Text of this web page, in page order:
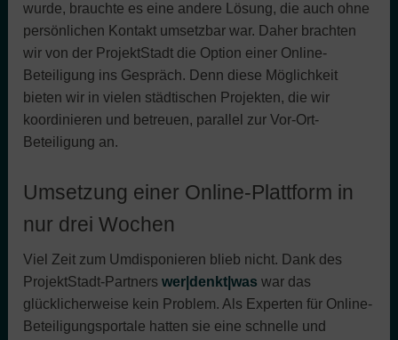
wurde, brauchte es eine andere Lösung, die auch ohne
persönlichen Kontakt umsetzbar war. Daher brachten
wir von der ProjektStadt die Option einer Online-
Beteiligung ins Gespräch. Denn diese Möglichkeit
bieten wir in vielen städtischen Projekten, die wir
koordinieren und betreuen, parallel zur Vor-Ort-
Beteiligung an.
Umsetzung einer Online-Plattform in
nur drei Wochen
Viel Zeit zum Umdisponieren blieb nicht. Dank des
ProjektStadt-Partnerswer|denkt|was war das
glücklicherweise kein Problem. Als Experten für Online-
Beteiligungsportale hatten sie eine schnelle und